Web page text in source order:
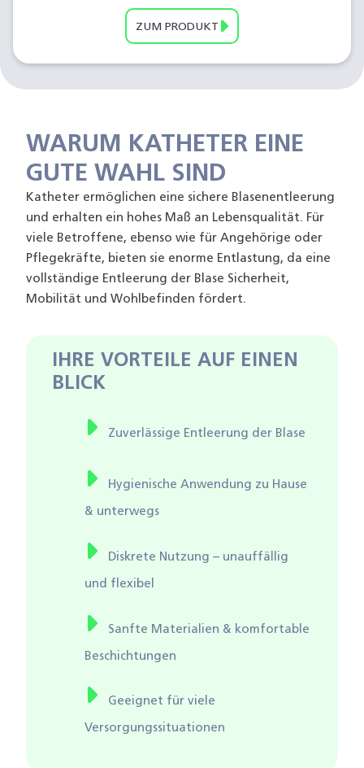
ZUM PRODUKT
WARUM KATHETER EINE
GUTE WAHL SIND
Katheter ermöglichen eine sichere Blasenentleerung
und erhalten ein hohes Maß an Lebensqualität. Für
viele Betroffene, ebenso wie für Angehörige oder
Pflegekräfte, bieten sie enorme Entlastung, da eine
vollständige Entleerung der Blase Sicherheit,
Mobilität und Wohlbefinden fördert.
IHRE VORTEILE AUF EINEN
BLICK
Zuverlässige Entleerung der Blase
Hygienische Anwendung zu Hause
& unterwegs
Diskrete Nutzung – unauffällig
und flexibel
Sanfte Materialien & komfortable
Beschichtungen
Geeignet für viele
Versorgungssituationen